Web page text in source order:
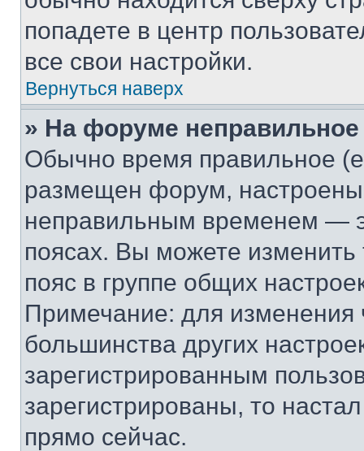
попадете в центр
все свои настройки.
Вернуться наверх
» На форуме
Обычно время правильное
размещен форум, настроены
неправильным временем —
поясах. Вы можете изменить
пояс в группе общих
Примечание: для изменения
большинства других
зарегистрированным
зарегистрированы, то
прямо сейчас.